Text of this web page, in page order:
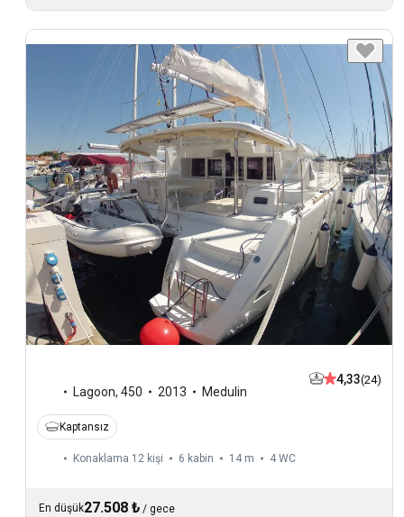
Lagoon, 450 2013 Medulin
4,33(24)
Kaptansız
Konaklama 12 kişi 6 kabin 14 m 4 WC
En düşük27.508 ₺ / gece